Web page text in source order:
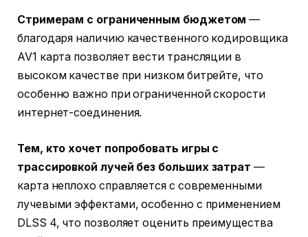
Стримерам с ограниченным бюджетом —
благодаря наличию качественного кодировщика
AV1 карта позволяет вести трансляции в
высоком качестве при низком битрейте, что
особенно важно при ограниченной скорости
интернет-соединения.
Тем, кто хочет попробовать игры с
трассировкой лучей без больших затрат —
карта неплохо справляется с современными
лучевыми эффектами, особенно с применением
DLSS 4, что позволяет оценить преимущества